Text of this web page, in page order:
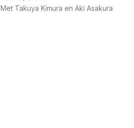
Met Takuya Kimura en Aki Asakura